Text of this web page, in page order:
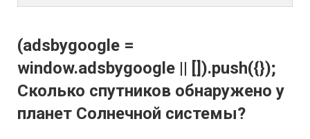
(adsbygoogle =
window.adsbygoogle || []).push({});
Сколько спутников обнаружено у
планет Солнечной системы?